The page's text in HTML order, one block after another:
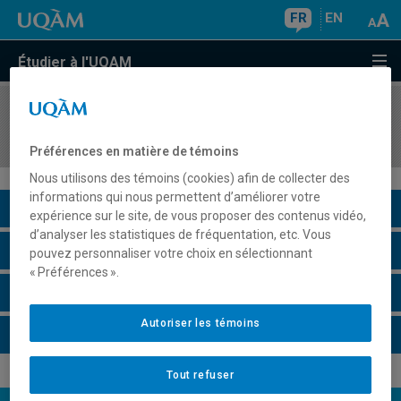
FR EN
Étudier à l'UQAM
COURS//
Description du cours
Horaire - Été 2026
Préférences en matière de témoins
Nous utilisons des témoins (cookies) afin de collecter des
informations qui nous permettent d’améliorer votre
expérience sur le site, de vous proposer des contenus vidéo,
d’analyser les statistiques de fréquentation, etc. Vous
pouvez personnaliser votre choix en sélectionnant
« Préférences ».
Tout refuser
Autoriser les témoins